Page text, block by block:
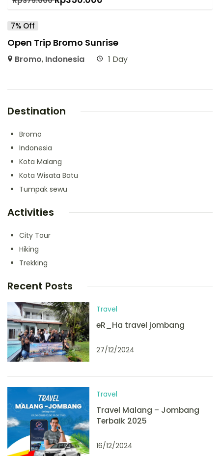
7% Off
Open Trip Bromo Sunrise
Bromo, Indonesia 1 Day
Destination
Bromo
Indonesia
Kota Malang
Kota Wisata Batu
Tumpak sewu
Activities
City Tour
Hiking
Trekking
Recent Posts
Travel
eR_Ha travel jombang
27/12/2024
Travel
Travel Malang – Jombang
Terbaik 2025
16/12/2024